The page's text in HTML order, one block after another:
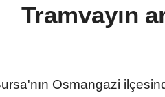
Tramvayın
Osmangazi